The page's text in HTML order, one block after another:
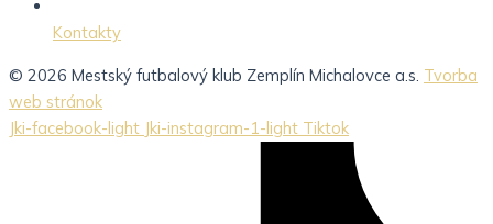
Kontakty
© 2026 Mestský futbalový klub Zemplín Michalovce a.s. Tvorba
web stránok
Jki-facebook-light Jki-instagram-1-light Tiktok